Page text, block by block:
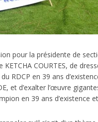
pour la présidente de
COURTES, de
RDCP en 39 ans
et d’exalter l’œuvre
en 39 ans d’existence et